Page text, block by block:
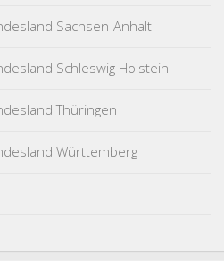
Sachsen-Anhalt
Schleswig Holstein
Thüringen
Württemberg